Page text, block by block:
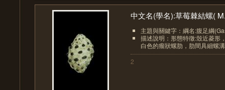
中文名(學名):草莓棘結螺(
主題與關鍵字：綱名:腹足綱
描述說明：形態特徵:殼近菱形
白色的瘤狀螺肋，肋間具細螺
2